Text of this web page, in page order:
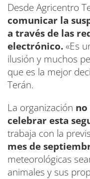
Desde Agricentro
comunicar la
a través de las
electrónico.«Es
ilusión y muchos
que es la mejor
Terán.
La organización no
celebrar esta
trabaja con la
mes de
meteorológicas
animales y sus